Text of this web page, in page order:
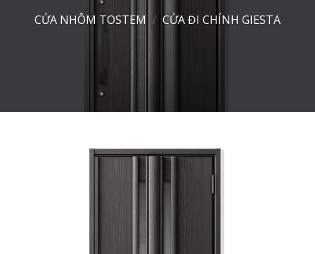
CỬA NHÔM TOSTEM / CỬA ĐI CHÍNH GIESTA